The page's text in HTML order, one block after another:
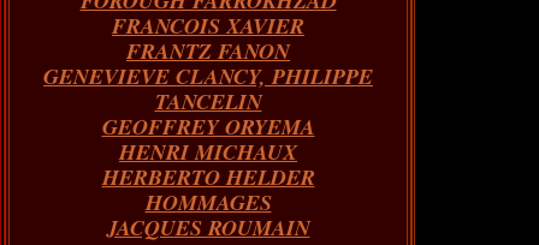
FRANCOIS XAVIER
FRANTZ FANON
GENEVIEVE CLANCY, PHILIPPE
TANCELIN
GEOFFREY ORYEMA
HENRI MICHAUX
HERBERTO HELDER
HOMMAGES
JACQUES ROUMAIN